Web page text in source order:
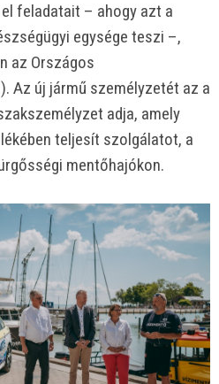
feladatait – ahogy azt a
egysége teszi –,
az Országos
Az új jármű személyzetét az a
adja, amely
teljesít szolgálatot, a
mentőhajókon.